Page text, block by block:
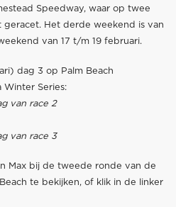
Speedway, waar op twee
Het derde weekend is van
van 17 t/m 19 februari.
dag 3 op Palm Beach
Winter Series:
van race 2
van race 3
Max bij de tweede ronde van de
te bekijken, of klik in de linker